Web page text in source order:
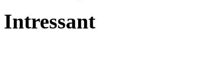
Intressant